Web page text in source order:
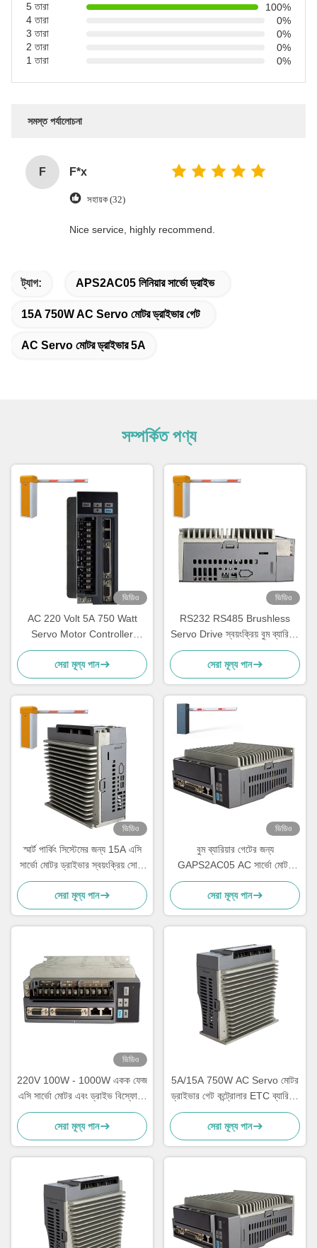
5 তারা
100%
4 তারা
0%
3 তারা
0%
2 তারা
0%
1 তারা
0%
সমস্ত পর্যালোচনা
F F*x
সহায়ক (32)
Nice service, highly recommend.
ট্যাগ: APS2AC05 লিনিয়ার সার্ভো ড্রাইভ
15A 750W AC Servo মোটর ড্রাইভার গেট
AC Servo মোটর ড্রাইভার 5A
সম্পর্কিত পণ্য
ভিডিও
AC 220 Volt 5A 750 Watt
Servo Motor Controller
Parking Barrier Remote
Control
সেরা মূল্য পান
ভিডিও
RS232 RS485 Brushless
Servo Drive স্বয়ংক্রিয় বুম ব্যারিয়ার
গেট ব্যবহার
সেরা মূল্য পান
ভিডিও
স্মার্ট পার্কিং সিস্টেমের জন্য 15A এসি
সার্ভো মোটর ড্রাইভার স্বয়ংক্রিয় সোজা
আর্ম পার্কিং গেট
সেরা মূল্য পান
ভিডিও
বুম ব্যারিয়ার গেটের জন্য
GAPS2AC05 AC সার্ভো মোটর
ড্রাইভার 5A/15A গেট কন্ট্রোলার
সেরা মূল্য পান
ভিডিও
220V 100W - 1000W একক ফেজ
এসি সার্ভো মোটর এবং ড্রাইভ বিস্ফোরণ
প্রমাণ
সেরা মূল্য পান
5A/15A 750W AC Servo মোটর
ড্রাইভার গেট কন্ট্রোলার ETC ব্যারিয়ার
গেট
সেরা মূল্য পান